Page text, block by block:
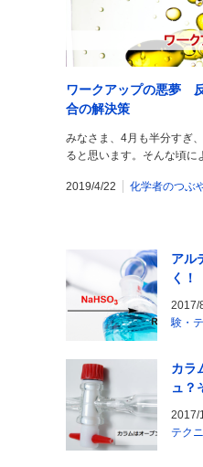
ワークアップの悪夢
合の解決策
みなさま、4月も半分すぎ
ると思います。そんな頃
2019/4/22 化学者のつぶ
アル
く！
2017/
験・
カラ
ュ？
2017/
テク